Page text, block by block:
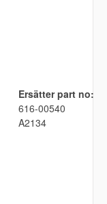
Ersätter part no:
616-00540
A2134